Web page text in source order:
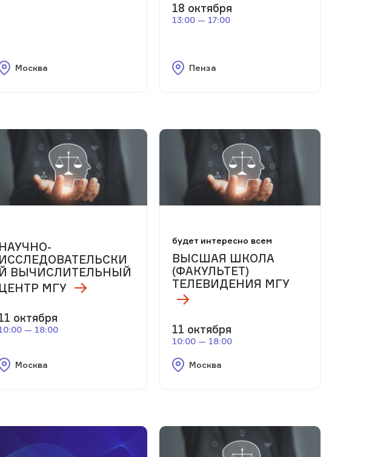
Москва
18 октября
13:00 — 17:00
Пенза
НАУЧНО-
ИССЛЕДОВАТЕЛЬСКИ
Й ВЫЧИСЛИТЕЛЬНЫЙ
ЦЕНТР МГУ
октября
— 18:00
Москва
будет интересно всем
ВЫСШАЯ ШКОЛА
(ФАКУЛЬТЕТ)
ТЕЛЕВИДЕНИЯ МГУ
11 октября
10:00 — 18:00
Москва